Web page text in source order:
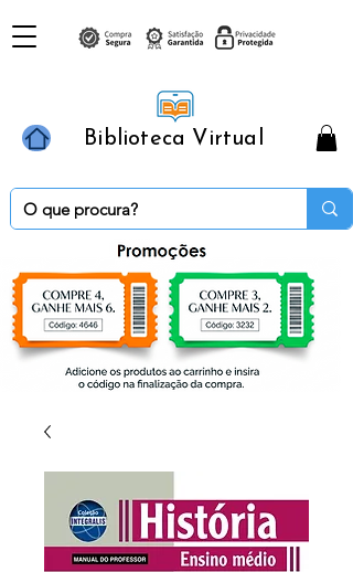
Biblioteca Virtual